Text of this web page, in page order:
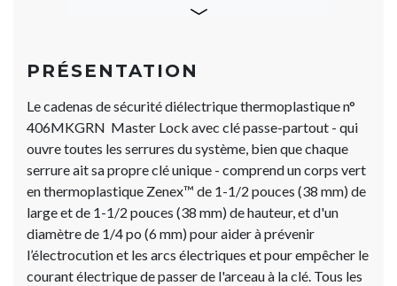
PRÉSENTATION
Le cadenas de sécurité diélectrique thermoplastique n°
406MKGRN ​​​​​​​ Master Loc​​​​​​​k avec clé passe-partout - qui
ouvre toutes les serrures du système, bien que chaque
serrure ait sa propre clé unique - comprend un corps vert
en thermoplastique Zenex™ de 1-1/2 pouces (38 mm) de
large et de 1-1/2 pouces (38 mm) de hauteur, et d'un
diamètre de 1/4 po (6 mm) pour aider à prévenir
l’électrocution et les arcs électriques et pour empêcher le
courant électrique de passer de l'arceau à la clé. Tous les